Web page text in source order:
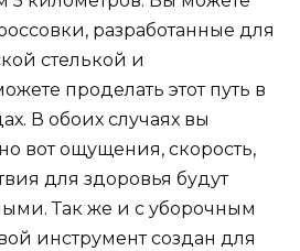
разработанные для
стелькой и
проделать этот путь в
В обоих случаях вы
вот ощущения, скорость,
для здоровья будут
Так же и с уборочным
инструмент создан для